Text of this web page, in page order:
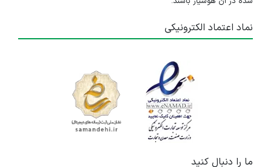
نماد اعتماد الکترونیکی
ما را دنبال کنید